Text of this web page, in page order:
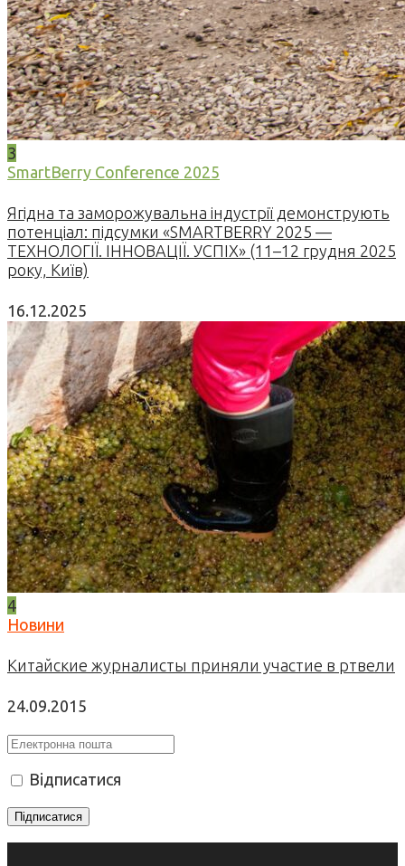
3
SmartBerry Conference 2025
Ягідна та заморожувальна індустрії демонструють
потенціал: підсумки «SMARTBERRY 2025 —
ТЕХНОЛОГІЇ. ІННОВАЦІЇ. УСПІХ» (11–12 грудня 2025
року, Київ)
16.12.2025
4
Новини
Китайские журналисты приняли участие в ртвели
24.09.2015
Відписатися